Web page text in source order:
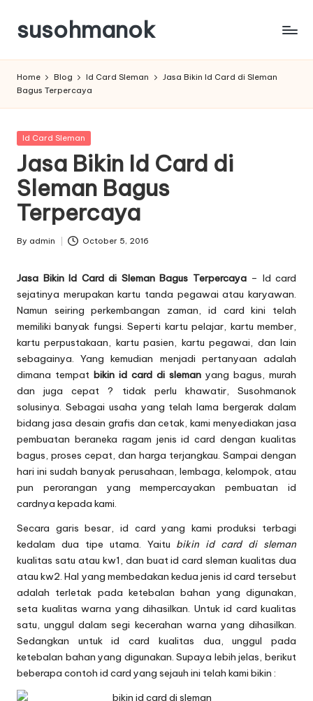
Skip
content
susohmanok
Home Blog Id Card Sleman
Jasa Bikin Id Card di Sleman
Bagus Terpercaya
Posted
Id Card Sleman
Jasa Bikin Id Card di
Sleman Bagus
Terpercaya
Posted
By admin October 5, 2016
Jasa Bikin Id Card di Sleman Bagus Terpercaya– Id card
sejatinya merupakan kartu tanda pegawai atau karyawan.
Namun seiring perkembangan zaman, id card kini telah
memiliki banyak fungsi. Seperti kartu pelajar, kartu member,
kartu perpustakaan, kartu pasien, kartu pegawai, dan lain
sebagainya. Yang kemudian menjadi pertanyaan adalah
dimana tempat bikin id card di sleman yang bagus, murah
dan juga cepat ? tidak perlu khawatir, Susohmanok
solusinya. Sebagai usaha yang telah lama bergerak dalam
bidang jasa desain grafis dan cetak, kami menyediakan jasa
pembuatan beraneka ragam jenis id card dengan kualitas
bagus, proses cepat, dan harga terjangkau. Sampai dengan
hari ini sudah banyak perusahaan, lembaga, kelompok, atau
pun perorangan yang mempercayakan pembuatan id
cardnya kepada kami.
Secara garis besar, id card yang kami produksi terbagi
kedalam dua tipe utama. Yaitu bikin id card di sleman
kualitas satu atau kw1, dan buat id card sleman kualitas dua
atau kw2. Hal yang membedakan kedua jenis id card tersebut
adalah terletak pada ketebalan bahan yang digunakan,
seta kualitas warna yang dihasilkan. Untuk id card kualitas
satu, unggul dalam segi kecerahan warna yang dihasilkan.
Sedangkan untuk id card kualitas dua, unggul pada
ketebalan bahan yang digunakan. Supaya lebih jelas, berikut
beberapa contoh id card yang sejauh ini telah kami bikin :